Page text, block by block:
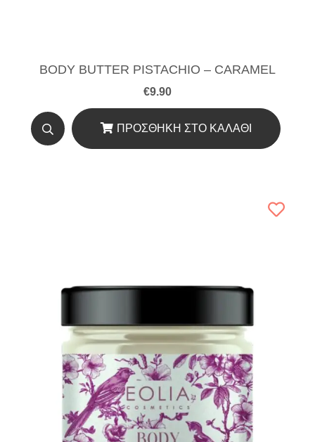
BODY BUTTER PISTACHIO – CARAMEL
€9.90
ΠΡΟΣΘΉΚΗ ΣΤΟ ΚΑΛΆΘΙ